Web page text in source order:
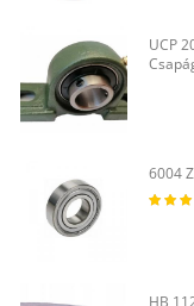
UCP
6004
HB